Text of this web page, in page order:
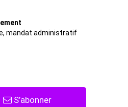
mandat administratif
S’abonner